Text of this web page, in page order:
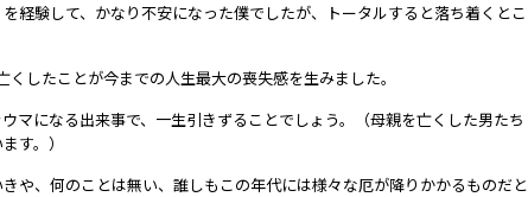
経験して、かなり不安になった僕でしたが、トータルすると落ち着くとこ
したことが今までの人生最大の喪失感を生みました。
マになる出来事で、一生引きずることでしょう。（母親を亡くした男たち
す。）
や、何のことは無い、誰しもこの年代には様々な厄が降りかかるものだと